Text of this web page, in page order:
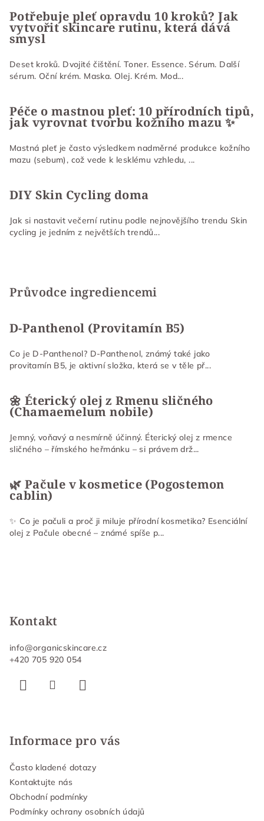
Potřebuje pleť opravdu 10 kroků? Jak
vytvořit skincare rutinu, která dává
smysl
Deset kroků. Dvojité čištění. Toner. Essence. Sérum. Další
sérum. Oční krém. Maska. Olej. Krém. Mod...
Péče o mastnou pleť: 10 přírodních tipů,
jak vyrovnat tvorbu kožního mazu ✨
Mastná pleť je často výsledkem nadměrné produkce kožního
mazu (sebum), což vede k lesklému vzhledu, ...
DIY Skin Cycling doma
Jak si nastavit večerní rutinu podle nejnovějšího trendu Skin
cycling je jedním z největších trendů...
Průvodce ingrediencemi
D-Panthenol (Provitamín B5)
Co je D-Panthenol? D-Panthenol, známý také jako
provitamín B5, je aktivní složka, která se v těle př...
🌼 Éterický olej z Rmenu sličného
(Chamaemelum nobile)
Jemný, voňavý a nesmírně účinný. Éterický olej z rmence
sličného – římského heřmánku – si právem drž...
🌿 Pačule v kosmetice (Pogostemon
cablin)
✨ Co je pačuli a proč ji miluje přírodní kosmetika? Esenciální
olej z Pačule obecné – známé spíše p...
Kontakt
info@organicskincare.cz
+420 705 920 054
Informace pro vás
Často kladené dotazy
Kontaktujte nás
Obchodní podmínky
Podmínky ochrany osobních údajů